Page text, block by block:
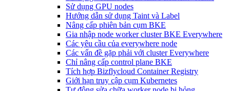
Sử dụng GPU nodes
Hướng dẫn sử dụng Taint và Label
Nâng cấp phiên bản cụm BKE
Gia nhập node worker cluster BKE Everywhere
Các yêu cầu của everywhere node
Các vấn đề gặp phải với cluster Everywhere
Chỉ nâng cấp control plane BKE
Tích hợp Bizflycloud Container Registry
Giới hạn truy cập cụm Kubernetes